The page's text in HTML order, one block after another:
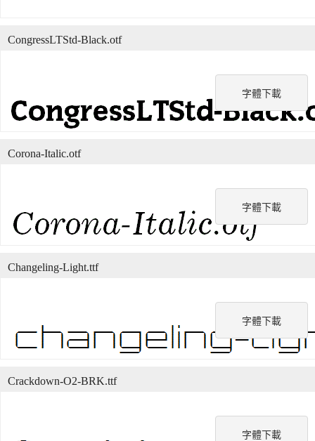
字體下載
CongressLTStd-Black.otf
字體下載
Corona-Italic.otf
字體下載
Changeling-Light.ttf
字體下載
Crackdown-O2-BRK.ttf